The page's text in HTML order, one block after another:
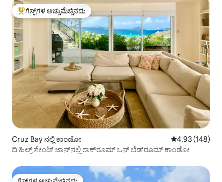
ಗೆಸ್ಟ್‌ಗಳಿಗೆ ಅತಿ ಹೆಚ್ಚು ಅಚ್ಚುಮೆಚ್ಚಿನದು
ಗೆಸ್ಟ್‌ಗಳ ಅಚ್ಚುಮೆಚ್ಚಿನದು
Cruz Bay ನಲ್ಲಿ ಕಾಂಡೋ 5 ರಲ್ಲಿ 4.93
4.93 (148)
ದಿ ಹಿಲ್ಸ್ ಸೇಂಟ್ ಜಾನ್‌ನಲ್ಲಿ ರಾಕ್‌ರೂಮ್ ಒನ್ ಬೆಡ್‌ರೂಮ್ ಕಾಂಡೋ